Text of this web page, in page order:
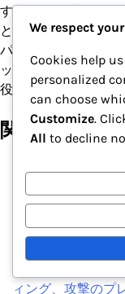
するために技術を利
とえば、ウェアラブ
パフォーマンス指標
ックチームの選手選
役立ちます。
関連記事
FIFAオリンピ
要、キープレー
FIFAオリンピ
リエンス、カム
FIFAオリンピ
ィング、攻撃のプ
We respect
Cookies help
personalized
can choose
Customize.
All to decline